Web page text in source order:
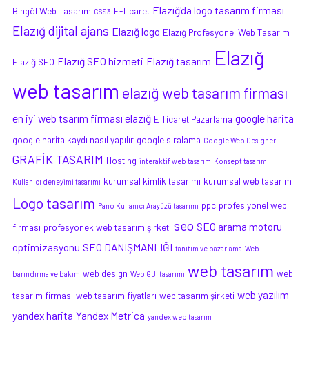
Bingöl Web Tasarım CSS3 E-Ticaret Elazığ'da logo tasarım firması
Elazığ dijital ajans Elazığ logo Elazığ Profesyonel Web Tasarım
Elazığ SEO Elazığ SEO hizmeti Elazığ tasarım Elazığ
web tasarım elazığ web tasarım firması
en iyi web tsarım firması elazığ E Ticaret Pazarlama google harita
google harita kaydı nasıl yapılır google sıralama Google Web Designer
GRAFİK TASARIM Hosting interaktif web tasarım Konsept tasarımı
Kullanıcı deneyimi tasarımı kurumsal kimlik tasarımı kurumsal web tasarım
Logo tasarım Pano Kullanıcı Arayüzü tasarımı ppc profesiyonel web
firması profesyonek web tasarım şirketi seo SEO arama motoru
optimizasyonu SEO DANIŞMANLIĞI tanıtım ve pazarlama Web
barındırma ve bakım web design Web GUI tasarımı web tasarım web
tasarım firması web tasarım fiyatları web tasarım şirketi web yazılım
yandex harita Yandex Metrica yandex web tasarım